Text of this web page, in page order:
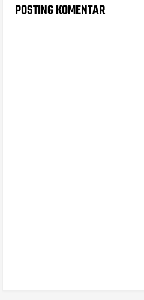
POSTING KOMENTAR